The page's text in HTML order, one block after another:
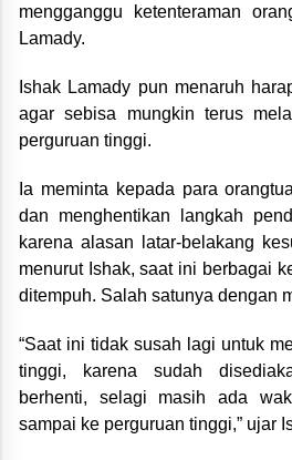
mengganggu ketenteraman
Lamady.
Ishak Lamady pun menaruh
agar sebisa mungkin terus
perguruan tinggi.
Ia meminta kepada para
dan menghentikan langkah
karena alasan latar-belakang
menurut Ishak, saat ini berbagai
ditempuh. Salah satunya dengan
“Saat ini tidak susah lagi untuk
tinggi, karena sudah
berhenti, selagi masih ada
sampai ke perguruan tinggi,” ujar